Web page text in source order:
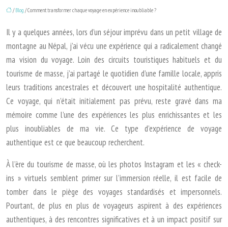
/Blog / Comment transformer chaque voyage en expérience inoubliable ?
Il y a quelques années, lors d’un séjour imprévu dans un petit village de
montagne au Népal, j’ai vécu une expérience qui a radicalement changé
ma vision du voyage. Loin des circuits touristiques habituels et du
tourisme de masse, j’ai partagé le quotidien d’une famille locale, appris
leurs traditions ancestrales et découvert une hospitalité authentique.
Ce voyage, qui n’était initialement pas prévu, reste gravé dans ma
mémoire comme l’une des expériences les plus enrichissantes et les
plus inoubliables de ma vie. Ce type d’expérience de voyage
authentique est ce que beaucoup recherchent.
À l’ère du tourisme de masse, où les photos Instagram et les « check-
ins » virtuels semblent primer sur l’immersion réelle, il est facile de
tomber dans le piège des voyages standardisés et impersonnels.
Pourtant, de plus en plus de voyageurs aspirent à des expériences
authentiques, à des rencontres significatives et à un impact positif sur